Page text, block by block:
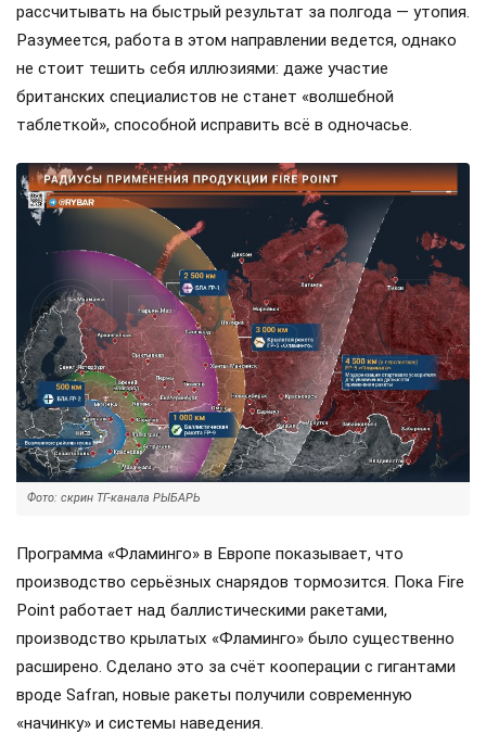
рассчитывать на быстрый результат за полгода — утопия.
Разумеется, работа в этом направлении ведется, однако
не стоит тешить себя иллюзиями: даже участие
британских специалистов не станет «волшебной
таблеткой», способной исправить всё в одночасье.
Фото: скрин ТГ-канала РЫБАРЬ
Программа «Фламинго» в Европе показывает, что
производство серьёзных снарядов тормозится. Пока Fire
Point работает над баллистическими ракетами,
производство крылатых «Фламинго» было существенно
расширено. Сделано это за счёт кооперации с гигантами
вроде Safran, новые ракеты получили современную
«начинку» и системы наведения.